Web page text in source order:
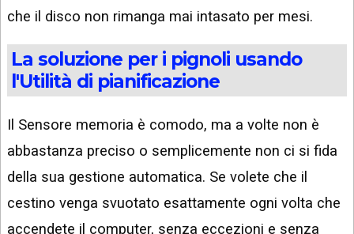
che il disco non rimanga mai intasato per mesi.
La soluzione per i pignoli usando
l'Utilità di pianificazione
Il Sensore memoria è comodo, ma a volte non è
abbastanza preciso o semplicemente non ci si fida
della sua gestione automatica. Se volete che il
cestino venga svuotato esattamente ogni volta che
accendete il computer, senza eccezioni e senza